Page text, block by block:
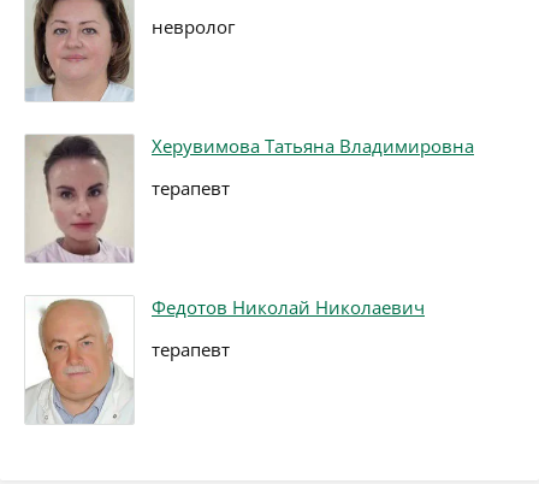
невролог
Херувимова Татьяна Владимировна
терапевт
Федотов Николай Николаевич
терапевт